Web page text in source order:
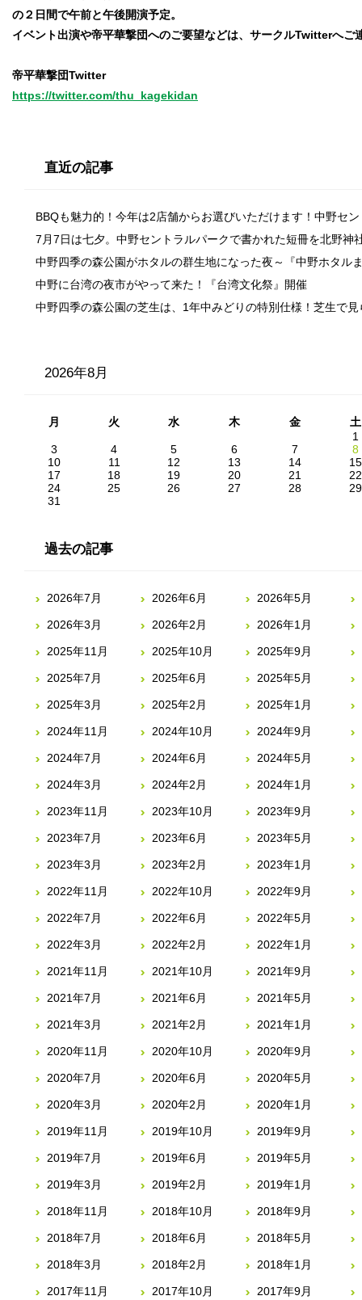
の２日間で午前と午後開演予定。
イベント出演や帝平華撃団へのご要望などは、サークルTwitterへご
帝平華撃団Twitter
https://twitter.com/thu_kagekidan
直近の記事
BBQも魅力的！今年は2店舗からお選びいただけます！中野セ
7月7日は七夕。中野セントラルパークで書かれた短冊を北野神
中野四季の森公園がホタルの群生地になった夜～『中野ホタル
中野に台湾の夜市がやって来た！『台湾文化祭』開催
中野四季の森公園の芝生は、1年中みどりの特別仕様！芝生で
2026年8月
月 火 水 木 金
土
1
3
4 5 6 7
8
10
11 12 13 14
15
17
18 19 20 21
22
24
25 26 27 28
29
31
過去の記事
2026年7月 2026年6月 2026年5月
2026年3月 2026年2月 2026年1月
2025年11月 2025年10月 2025年9月
2025年7月 2025年6月 2025年5月
2025年3月 2025年2月 2025年1月
2024年11月 2024年10月 2024年9月
2024年7月 2024年6月 2024年5月
2024年3月 2024年2月 2024年1月
2023年11月 2023年10月 2023年9月
2023年7月 2023年6月 2023年5月
2023年3月 2023年2月 2023年1月
2022年11月 2022年10月 2022年9月
2022年7月 2022年6月 2022年5月
2022年3月 2022年2月 2022年1月
2021年11月 2021年10月 2021年9月
2021年7月 2021年6月 2021年5月
2021年3月 2021年2月 2021年1月
2020年11月 2020年10月 2020年9月
2020年7月 2020年6月 2020年5月
2020年3月 2020年2月 2020年1月
2019年11月 2019年10月 2019年9月
2019年7月 2019年6月 2019年5月
2019年3月 2019年2月 2019年1月
2018年11月 2018年10月 2018年9月
2018年7月 2018年6月 2018年5月
2018年3月 2018年2月 2018年1月
2017年11月 2017年10月 2017年9月